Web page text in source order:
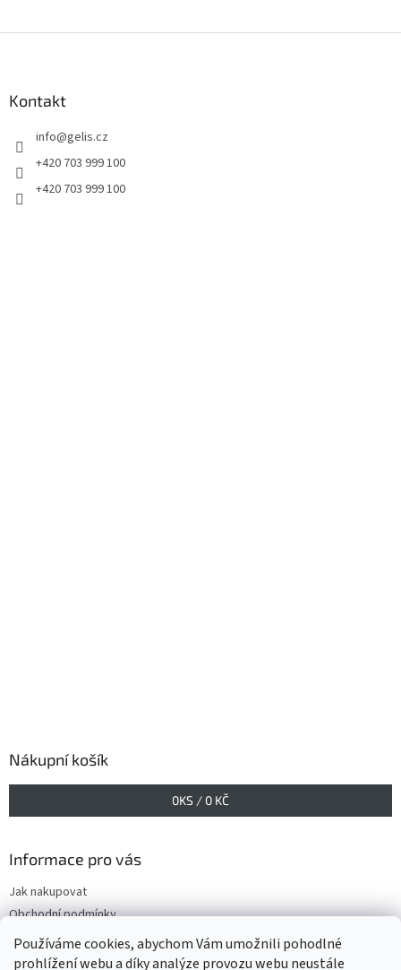
Používáme cookies, abychom Vám umožnili pohodlné
prohlížení webu a díky analýze provozu webu neustále
Kontakt
info@gelis.cz
+420 703 999 100
+420 703 999 100
Nákupní košík
0KS / 0 KČ
Informace pro vás
Jak nakupovat
Obchodní podmínky
Podmínky ochrany osobních údajů